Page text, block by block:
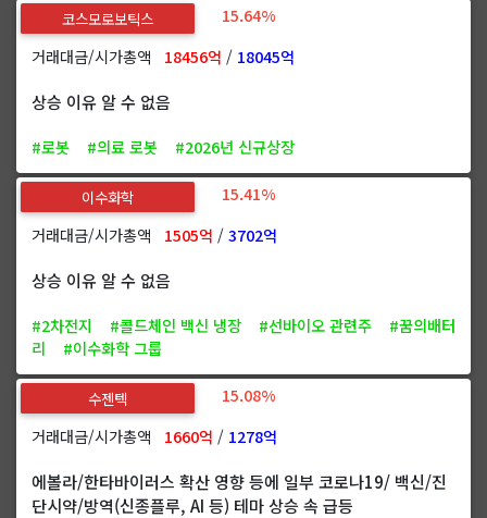
코스모로보틱스
15.64%
거래대금/시가총액 18456억 / 18045억
상승 이유 알 수 없음
#로봇 #의료 로봇 #2026년 신규상장
이수화학
15.41%
거래대금/시가총액 1505억 /3702억
상승 이유 알 수 없음
#2차전지 #콜드체인 백신 냉장 #선바이오 관련주
#꿈의배터
리
#이수화학 그룹
수젠텍
15.08%
거래대금/시가총액 1660억 / 1278억
에볼라/한타바이러스 확산 영향 등에 일부 코로나19/ 백신/진
단시약/방역(신종플루, AI 등) 테마 상승 속 급등